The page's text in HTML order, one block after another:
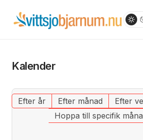
Kalender
Efter år Efter månad Efter
Hoppa till specifik